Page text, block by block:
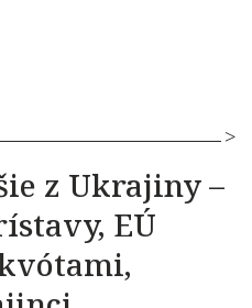
z Ukrajiny –
EÚ